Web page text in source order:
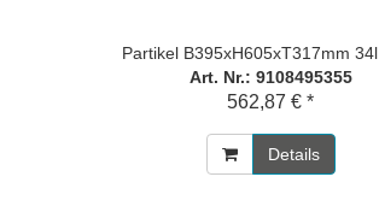
Partikel B395xH605xT317mm
Art. Nr.: 9108495355
562,87 € *
Details